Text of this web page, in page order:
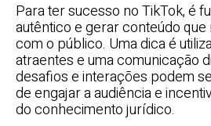
Para ter sucesso no TikTok, é
autêntico e gerar conteúdo
com o público. Uma dica é
atraentes e uma comunicação
desafios e interações podem
de engajar a audiência e
do conhecimento jurídico.